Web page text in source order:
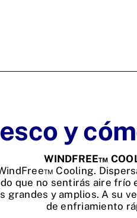
y
WINDFREE™
Cooling.
que no sentirás aire
grandes y amplios. A su
de enfriamiento